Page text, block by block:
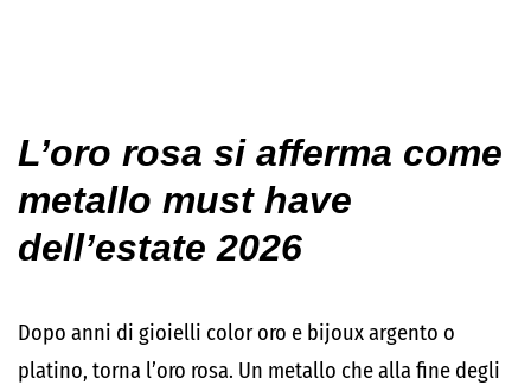
L’oro rosa si afferma come
metallo must have
dell’estate 2026
Dopo anni di gioielli color oro e bijoux argento o
platino, torna l’oro rosa. Un metallo che alla fine degli